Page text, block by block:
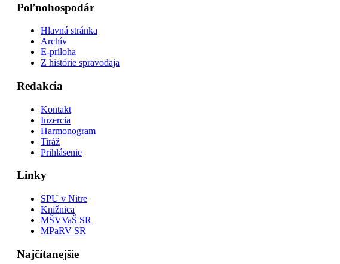
Poľnohospodár
Hlavná stránka
Archív
E-príloha
Z histórie spravodaja
Redakcia
Kontakt
Inzercia
Harmonogram
Tiráž
Prihlásenie
Linky
SPU v Nitre
Knižnica
MŠVVaŠ SR
MPaRV SR
Najčítanejšie